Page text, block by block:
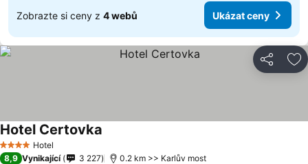
Zobrazte si ceny z 4 webů Ukázat ceny
Sdílet
4 Počet hvězdiček
Hotel
Hotel Certovka
8,9 Vynikající 3 227 0.2 km >> Karlův most